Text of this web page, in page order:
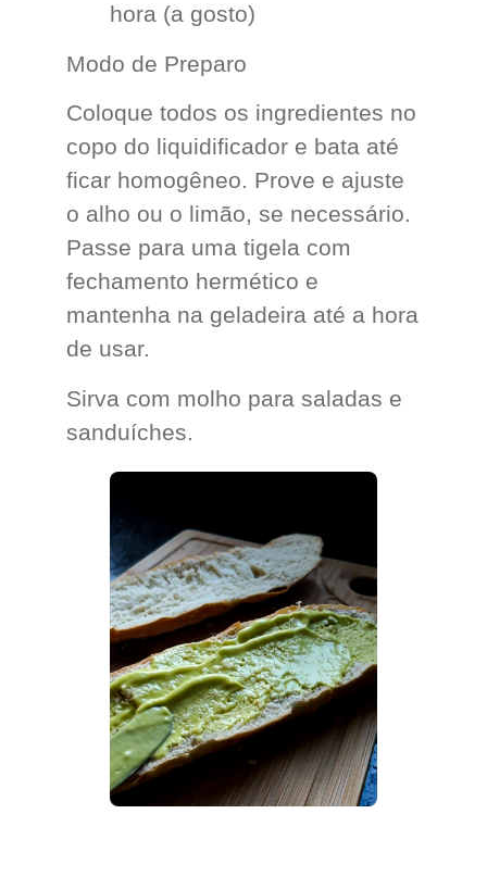
hora (a gosto)
Modo de Preparo
Coloque todos os ingredientes no
copo do liquidificador e bata até
ficar homogêneo. Prove e ajuste
o alho ou o limão, se necessário.
Passe para uma tigela com
fechamento hermético e
mantenha na geladeira até a hora
de usar.
Sirva com molho para saladas e
sanduíches.